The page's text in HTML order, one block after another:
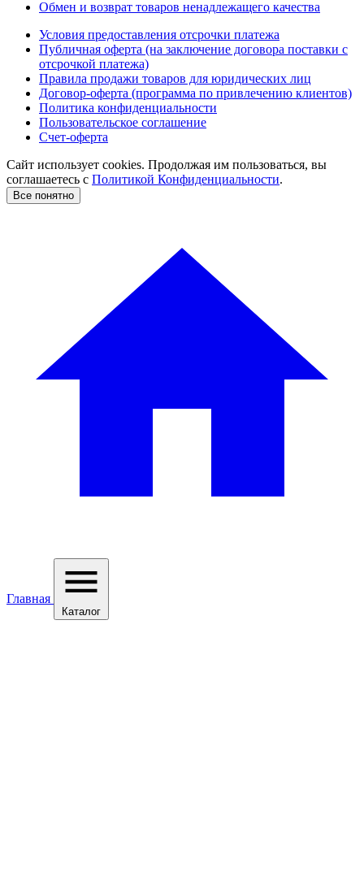
Обмен и возврат товаров ненадлежащего качества
Условия предоставления отсрочки платежа
Публичная оферта (на заключение договора поставки с
отсрочкой платежа)
Правила продажи товаров для юридических лиц
Договор-оферта (программа по привлечению клиентов)
Политика конфиденциальности
Пользовательское соглашение
Счет-оферта
Сайт использует cookies. Продолжая им пользоваться, вы
соглашаетесь c Политикой Конфиденциальности.
Все понятно
Главная
Каталог